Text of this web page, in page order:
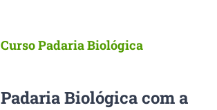
Curso Padaria Biológica
Padaria Biológica com a